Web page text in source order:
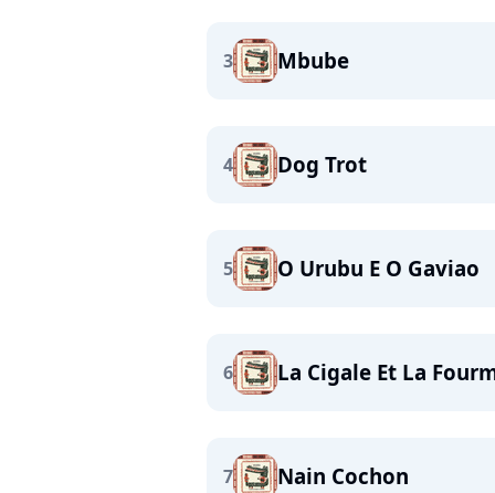
3 Mbube
4 Dog Trot
5 O Urubu E O Gaviao
6 La Cigale Et La
7 Nain Cochon